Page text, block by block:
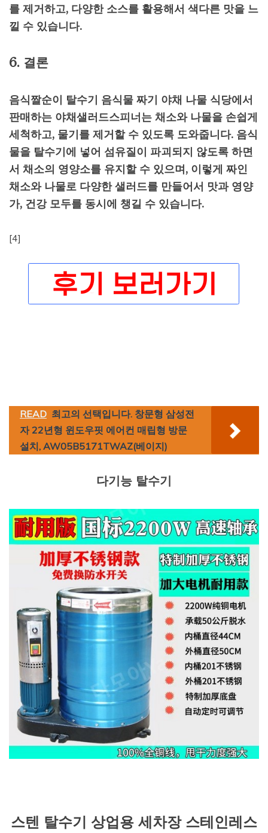
를 제거하고, 다양한 소스를 활용해서 색다른 맛을 느
낄 수 있습니다.
6. 결론
음식짤순이 탈수기 음식물 짜기 야채 나물 식당에서
판매하는 야채샐러드스피너는 채소와 나물을 손쉽게
세척하고, 물기를 제거할 수 있도록 도와줍니다. 음식
물을 탈수기에 넣어 섬유질이 파괴되지 않도록 하면
서 채소의 영양소를 유지할 수 있으며, 이렇게 짜인
채소와 나물로 다양한 샐러드를 만들어서 맛과 영양
가, 건강 모두를 동시에 챙길 수 있습니다.
[4]
READ 최고의 선택입니다. 창문형 삼성전
자 22년형 윈도우핏 에어컨 매립형 방문
설치, AW05B5171TWAZ(베이지)
다기능 탈수기
스텐 탈수기 상업용 세차장 스테인레스